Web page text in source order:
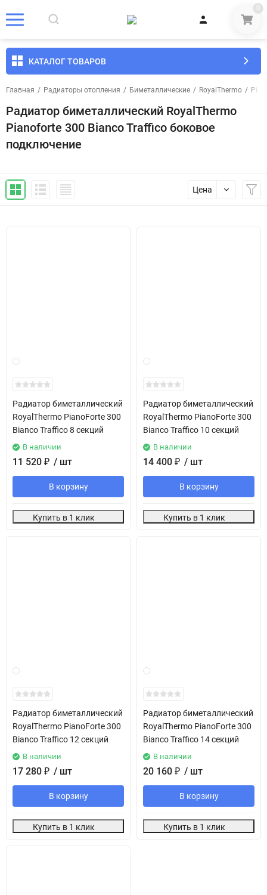
0
КАТАЛОГ ТОВАРОВ
Главная / Радиаторы отопления / Биметаллические / RoyalThermo /
Радиатор биметаллический RoyalThermo
Pianoforte 300 Bianco Traffico боковое
подключение
Цена
Радиатор биметаллический
RoyalThermo PianoForte 300
Bianco Traffico 8 секций
В наличии
11 520 ₽ / шт
В корзину
Купить в 1 клик
Радиатор биметаллический
RoyalThermo PianoForte 300
Bianco Traffico 10 секций
В наличии
14 400 ₽ / шт
В корзину
Купить в 1 клик
Радиатор биметаллический
RoyalThermo PianoForte 300
Bianco Traffico 12 секций
В наличии
17 280 ₽ / шт
В корзину
Купить в 1 клик
Радиатор биметаллический
RoyalThermo PianoForte 300
Bianco Traffico 14 секций
В наличии
20 160 ₽ / шт
В корзину
Купить в 1 клик